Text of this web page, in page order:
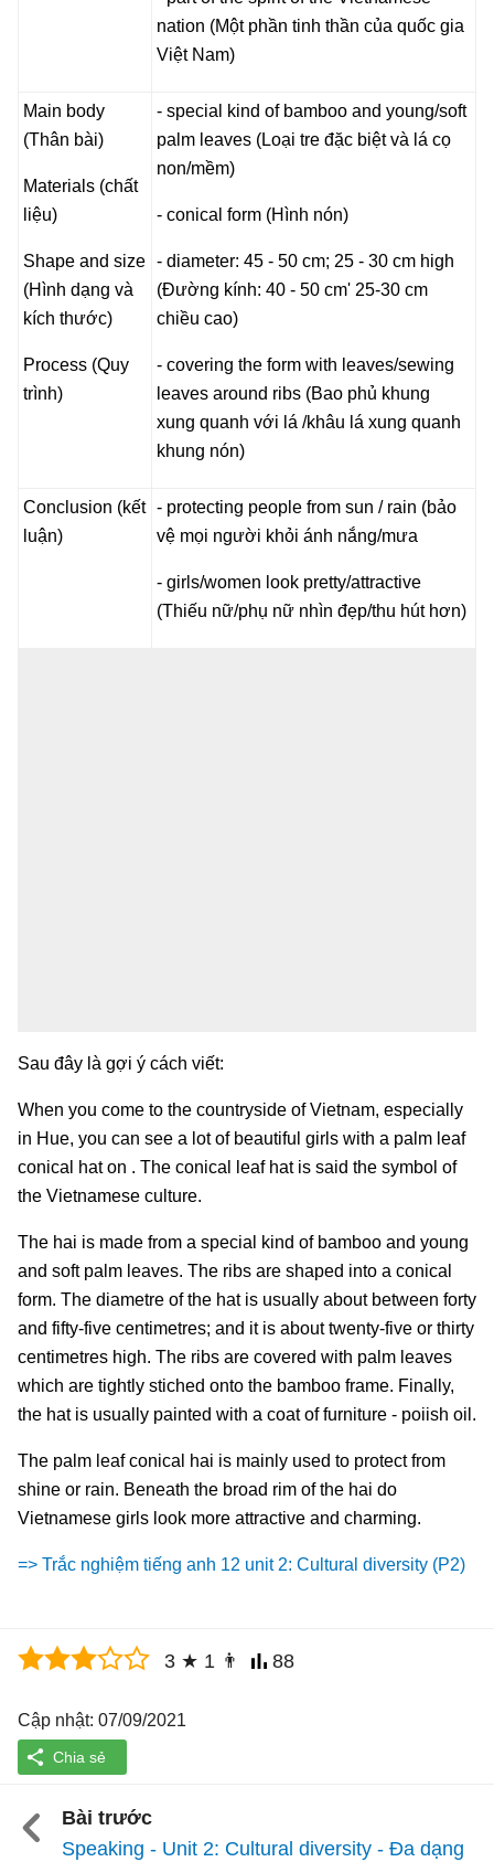
nation (Một phần tinh thần của quốc gia
Việt Nam)
Main body
(Thân bài)
Materials (chất
liệu)
Shape and size
(Hình dạng và
kích thước)
Process (Quy
trình)
- special kind of bamboo and young/soft
palm leaves (Loại tre đặc biệt và lá cọ
non/mềm)
- conical form (Hình nón)
- diameter: 45 - 50 cm; 25 - 30 cm high
(Đường kính: 40 - 50 cm' 25-30 cm
chiều cao)
- covering the form with leaves/sewing
leaves around ribs (Bao phủ khung
xung quanh với lá /khâu lá xung quanh
khung nón)
Conclusion (kết
luận)
- protecting people from sun / rain (bảo
vệ mọi người khỏi ánh nắng/mưa
- girls/women look pretty/attractive
(Thiếu nữ/phụ nữ nhìn đẹp/thu hút hơn)
Sau đây là gợi ý cách viết:
When you come to the countryside of Vietnam, especially
in Hue, you can see a lot of beautiful girls with a palm leaf
conical hat on . The conical leaf hat is said the symbol of
the Vietnamese culture.
The hai is made from a special kind of bamboo and young
and soft palm leaves. The ribs are shaped into a conical
form. The diametre of the hat is usually about between forty
and fifty-five centimetres; and it is about twenty-five or thirty
centimetres high. The ribs are covered with palm leaves
which are tightly stiched onto the bamboo frame. Finally,
the hat is usually painted with a coat of furniture - poiish oil.
The palm leaf conical hai is mainly used to protect from
shine or rain. Beneath the broad rim of the hai do
Vietnamese girls look more attractive and charming.
=> Trắc nghiệm tiếng anh 12 unit 2: Cultural diversity (P2)
3 ★ 1 👨 88
Cập nhật: 07/09/2021
Bài trước
Speaking - Unit 2: Cultural diversity - Đa dạng